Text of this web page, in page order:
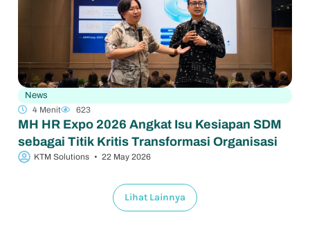
News
4 Menit
623
MH HR Expo 2026 Angkat Isu Kesiapan SDM
sebagai Titik Kritis Transformasi Organisasi
KTM Solutions • 22 May 2026
Lihat Lainnya